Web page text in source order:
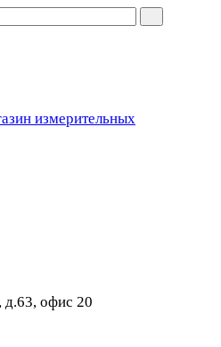
д.63, офис 20